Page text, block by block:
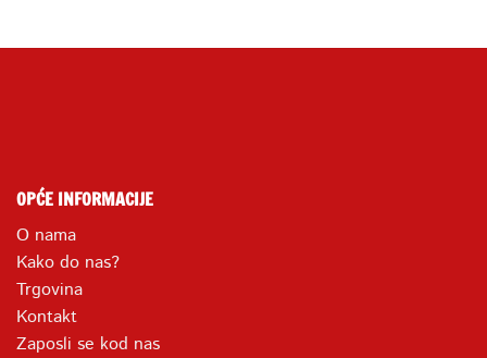
OPĆE INFORMACIJE
O nama
Kako do nas?
Trgovina
Kontakt
Zaposli se kod nas